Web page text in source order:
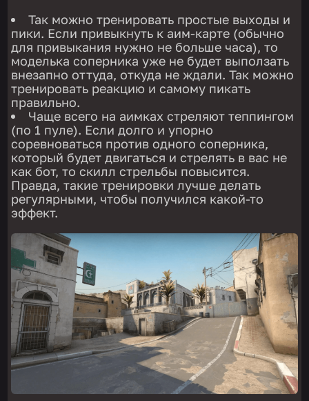
Так можно тренировать простые выходы и
пики. Если привыкнуть к аим-карте (обычно
для привыкания нужно не больше часа), то
моделька соперника уже не будет выползать
внезапно оттуда, откуда не ждали. Так можно
тренировать реакцию и самому пикать
правильно.
Чаще всего на аимках стреляют теппингом
(по 1 пуле). Если долго и упорно
соревноваться против одного соперника,
который будет двигаться и стрелять в вас не
как бот, то скилл стрельбы повысится.
Правда, такие тренировки лучше делать
регулярными, чтобы получился какой-то
эффект.